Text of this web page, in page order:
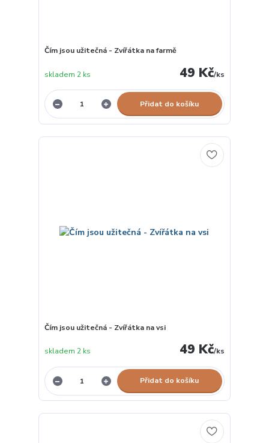
Čím jsou užitečná - Zvířátka na farmě
49 Kč/ks
skladem 2 ks
Přidat do košíku
Čím jsou užitečná - Zvířátka na vsi
49 Kč/ks
skladem 2 ks
Přidat do košíku